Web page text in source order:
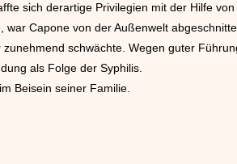
sich derartige Privilegien mit der Hilfe
Capone von der Außenwelt
schwächte. Wegen guter
als Folge der Syphilis.
Beisein seiner Familie.